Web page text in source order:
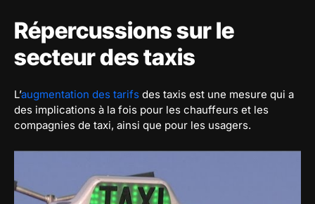
Répercussions sur le
secteur des taxis
L’augmentation des tarifs des taxis est une mesure qui a
des implications à la fois pour les chauffeurs et les
compagnies de taxi, ainsi que pour les usagers.